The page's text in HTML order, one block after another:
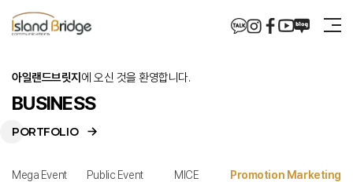
아일랜드브릿지 에 오신 것을 환영합니다.
BUSINESS
PORTFOLIO
Mega Event Public Event MICE Promotion Marketing